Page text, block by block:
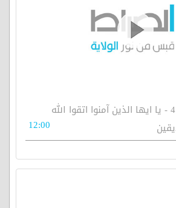
نداءات الرحمن 41 - يا ايها الذين آمنوا اتقوا الله
12:00